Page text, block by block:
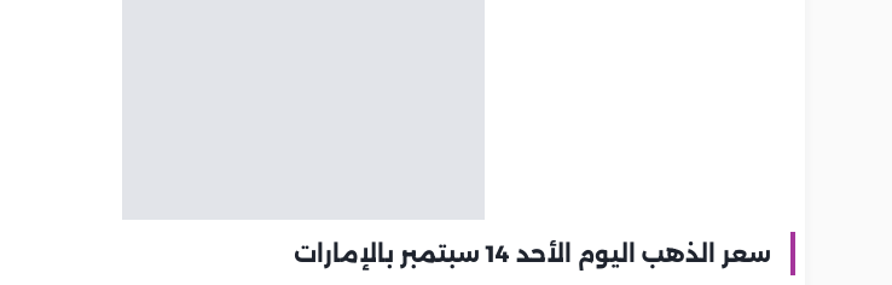
سعر الذهب اليوم الأحد 14 سبتمبر بالإمارات